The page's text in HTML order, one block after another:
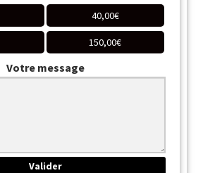
40,00€
150,00€
Votre message